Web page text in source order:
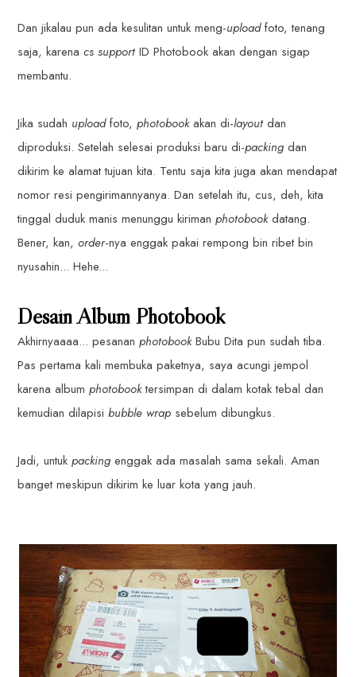
Dan jikalau pun ada kesulitan untuk meng-uploadfoto, tenang
saja, karenacs supportID Photobook akan dengan sigap
membantu.
Jika sudah uploadfoto,photobookakan di-layoutdan
diproduksi. Setelah selesai produksi baru di-packing dan
dikirim ke alamat tujuan kita. Tentu saja kita juga akan mendapat
nomor resi pengirimannyanya. Dan setelah itu, cus, deh, kita
tinggal duduk manis menunggu kirimanphotobookdatang.
Bener, kan,order-nya enggak pakai rempong bin ribet bin
nyusahin... Hehe...
Desain Album Photobook
Akhirnyaaaa... pesananphotobookBubu Dita pun sudah tiba.
Pas pertama kali membuka paketnya, saya acungi jempol
karena albumphotobooktersimpan di dalam kotak tebal dan
kemudian dilapisibubble wrap sebelum dibungkus.
Jadi, untukpackingenggak ada masalah sama sekali. Aman
banget meskipun dikirim ke luar kota yang jauh.